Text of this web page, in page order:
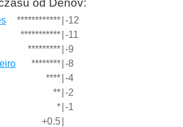
od Denov:
************ -12
*********** -11
********* -9
******** -8
**** -4
** -2
* -1
+0.5